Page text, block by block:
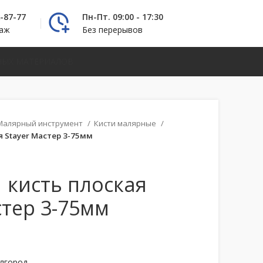
87-77
Пн-Пт. 09:00 - 17:30
Без перерывов
инструмент
Кисти малярные
Stayer Мастер 3-75мм
кисть плоская
3-75мм